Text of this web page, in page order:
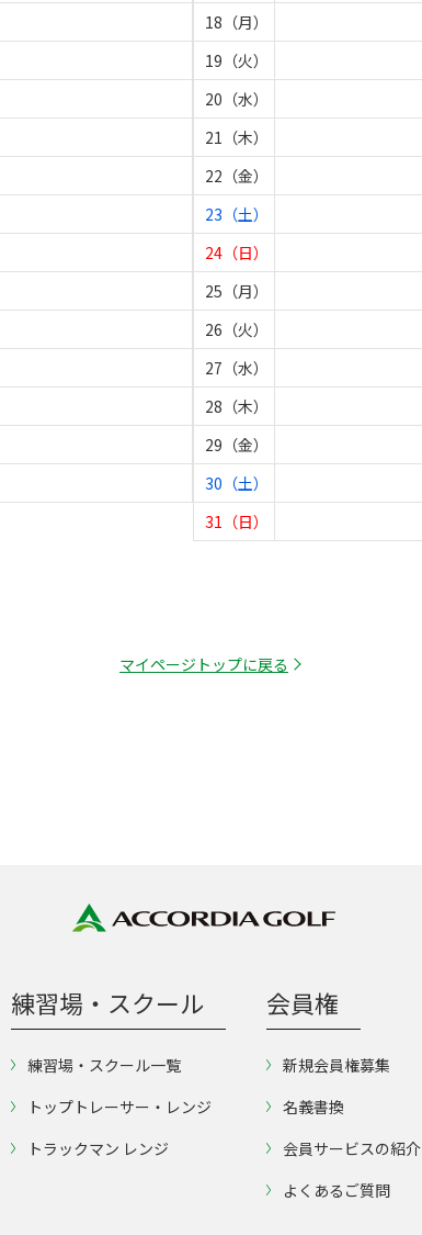
18（月）
19（火）
20（水）
21（木）
22（金）
23（土）
24（日）
25（月）
26（火）
27（水）
28（木）
29（金）
30（土）
31（日）
マイページトップに戻る
練習場・スクール
練習場・スクール一覧
トップトレーサー・レンジ
トラックマン レンジ
会員権
新規会員権募集
名義書換
会員サービスの紹介
よくあるご質問